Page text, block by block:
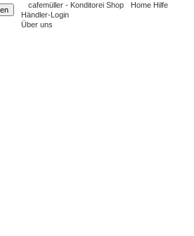
cafemüller - Konditorei Shop Home Hilfe
Händler-Login
Über uns